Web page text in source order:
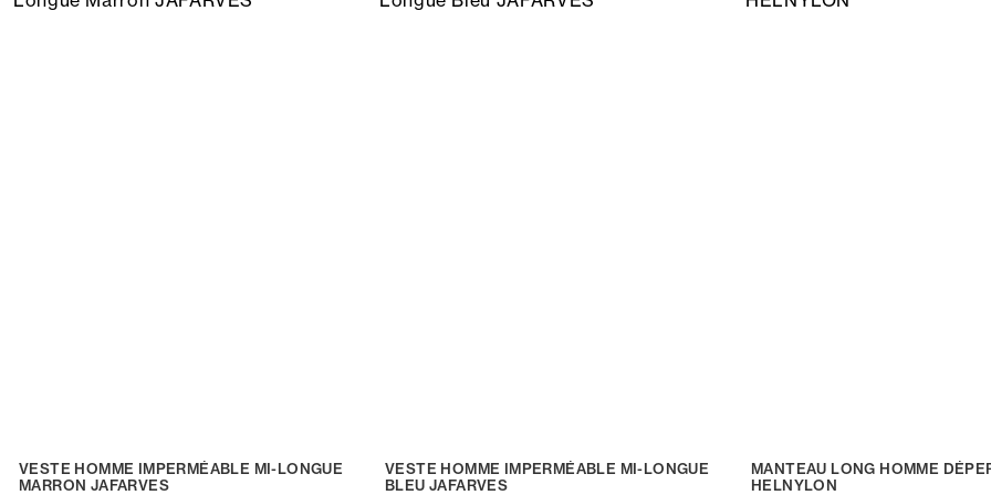
VESTE HOMME IMPERMÉABLE MI-LONGUE
MARRON JAFARVES
VESTE HOMME IMPERMÉABLE MI-LONGUE
BLEU JAFARVES
MANTEAU LONG HOMME
HELNYLON